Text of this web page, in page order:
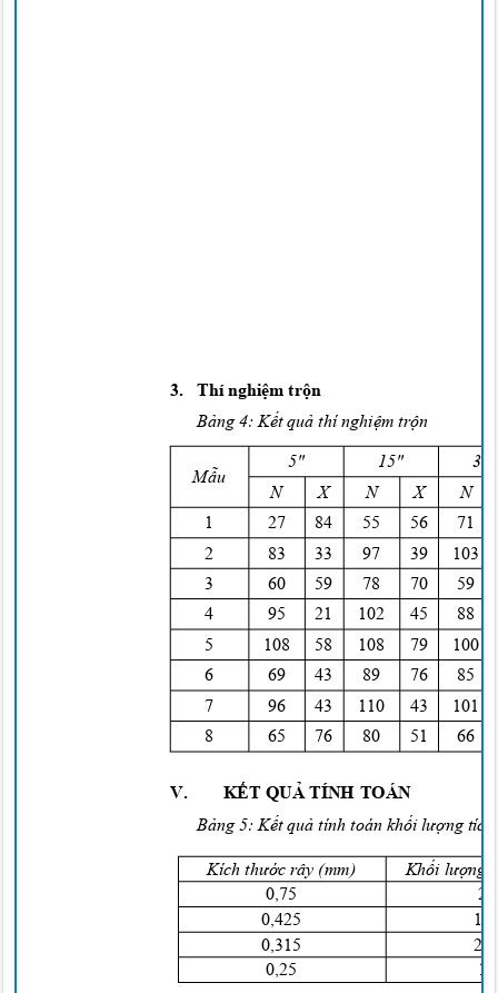
3. Thí nghiệm trộn
Bảng4:Kết quảthínghiệm trộn
5" 15" 3
Mẫu
N X N X N
1
2
3
4
5
6
7
8
27
83
60
95
84
33
59
55
97
78
56 71
39
70 59
88
21 102 45
108 58 108 79 100
69
96
65
43
43 110 43
76 80 51 66
89 76 85
V. KẾT QUẢTÍNH TOÁN
Bảng5:Kết quảtính toán khối lượngtích
Kíchthướcrây (mm) Khối lượng
0,75
0 ,425
0 ,315
0,25
2
1
2
1